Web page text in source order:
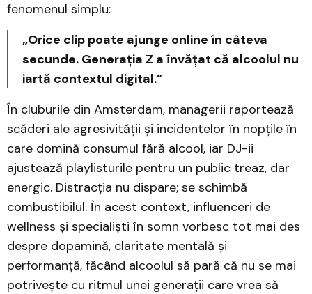
fenomenul simplu:
„Orice clip poate ajunge online în câteva
secunde. Generația Z a învățat că alcoolul nu
iartă contextul digital.”
În cluburile din Amsterdam, managerii raportează
scăderi ale agresivității și incidentelor în nopțile în
care domină consumul fără alcool, iar DJ-ii
ajustează playlisturile pentru un public treaz, dar
energic. Distracția nu dispare; se schimbă
combustibilul. În acest context, influenceri de
wellness și specialiști în somn vorbesc tot mai des
despre dopamină, claritate mentală și
performanță, făcând alcoolul să pară că nu se mai
potrivește cu ritmul unei generații care vrea să